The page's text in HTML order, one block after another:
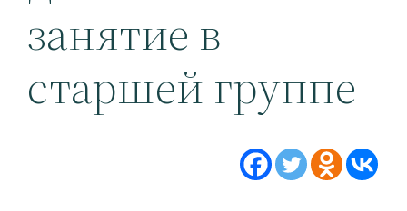
занятие в
старшей группе